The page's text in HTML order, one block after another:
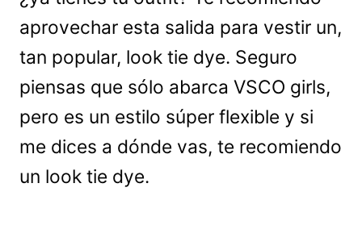
aprovechar esta salida para vestir un,
tan popular, look tie dye. Seguro
piensas que sólo abarca VSCO girls,
pero es un estilo súper flexible y si
me dices a dónde vas, te recomiendo
un look tie dye.